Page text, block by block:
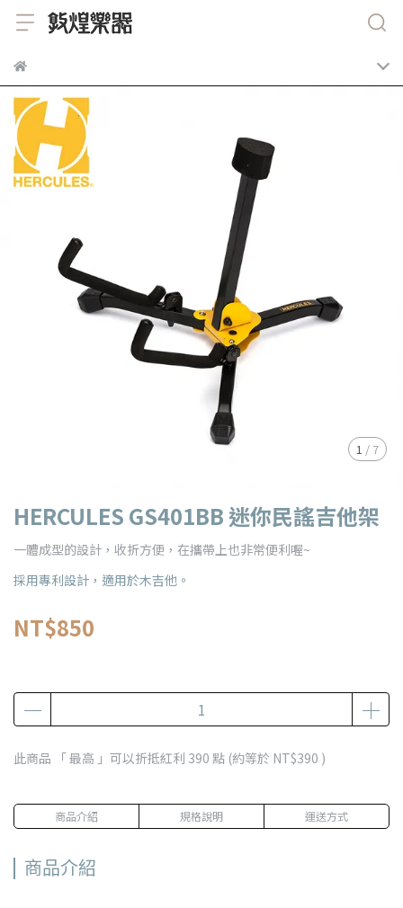
1 / 7
HERCULES GS401BB 迷你民謠吉他架
一體成型的設計，收折方便，在攜帶上也非常便利喔~
採用專利設計，適用於木吉他。
NT$850
此商品 「 最高 」可以折抵紅利 390 點 (約等於 NT$390 )
商品介紹 規格說明 運送方式
商品介紹